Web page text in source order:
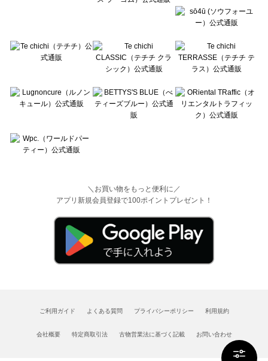
＼お買い物をもっと便利に／
アプリ新規会員登録で100ポイントプレゼント！
ご利用ガイド よくある質問 プライバシーポリシー 利用規約
会社概要 特定商取引法 古物営業法に基づく記載 お問い合わせ